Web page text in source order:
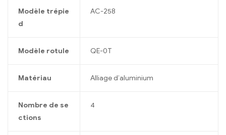
Modèle trépie
d
AC-258
Modèle rotule QE-0T
Matériau Alliage d’aluminium
Nombre de se
ctions
4